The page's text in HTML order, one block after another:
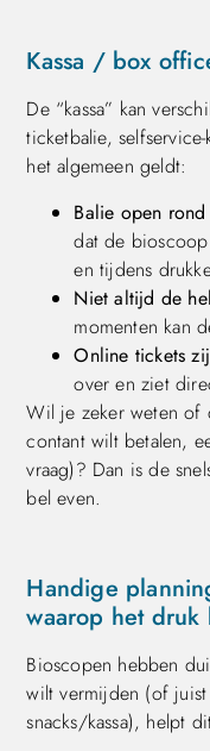
Kassa / box
De “kassa” kan
ticketbalie,
het algemeen geldt:
Balie open
dat de
en tijdens
Niet altijd de
momenten kan
Online tickets
over en ziet
Wil je zeker weten of
contant wilt betalen,
vraag)? Dan is de
bel even.
Handige
waarop het druk
Bioscopen hebben
wilt vermijden (of
snacks/kassa), helpt